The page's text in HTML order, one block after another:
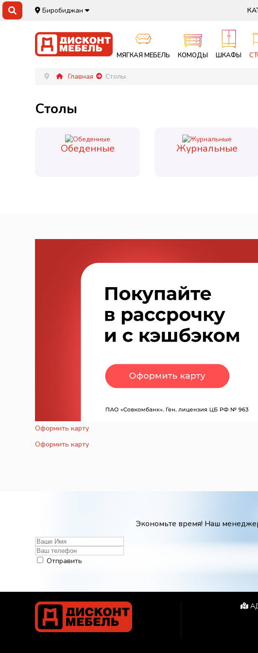
Биробиджан
МЯГКАЯ МЕБЕЛЬ КОМОДЫ ШКАФЫ
Главная Столы
Столы
Обеденные Журнальные
Оформить карту
Оформить карту
Экономьте время! Наш
Отправить